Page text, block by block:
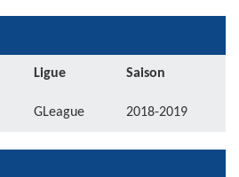
Ligue Saison
GLeague 2018-2019